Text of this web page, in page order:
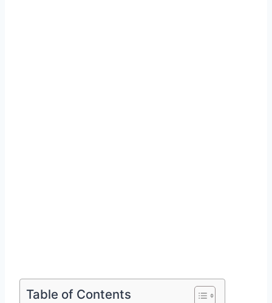
Table of Contents